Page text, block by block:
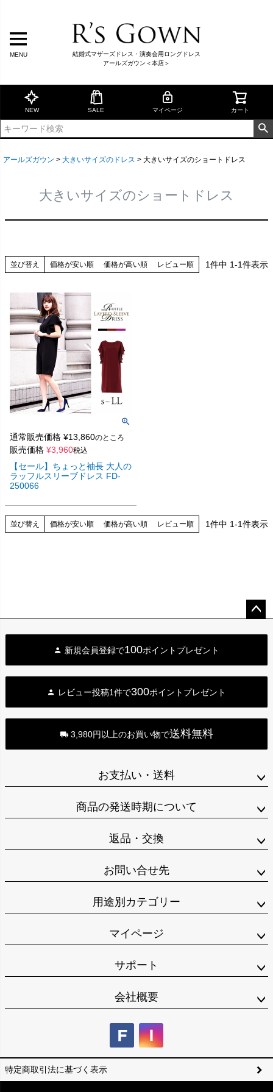
MENU
結婚式マザーズドレス・演奏会用ロングドレス
アールズガウン＜本店＞
NEW SALE マイページ カート
アールズガウン 大きいサイズのドレス 大きいサイズのショートドレス
大きいサイズのショートドレス
並び替え 価格が安い順 価格が高い順 レビュー順 1件中 1-1件表示
通常販売価格 ¥13,860のところ
販売価格 ¥3,960税込
【セール】ちょっと袖長 大人の
ラッフルスリーブドレス FD-
250066
並び替え 価格が安い順 価格が高い順 レビュー順 1件中 1-1件表示
へ
新規会員登録で100ポイントプレゼント
レビュー投稿1件で300ポイントプレゼント
3,980円以上のお買い物で送料無料
お支払い・送料
商品の発送時期について
返品・交換
お問い合せ先
用途別カテゴリー
マイページ
サポート
会社概要
特定商取引法に基づく表示